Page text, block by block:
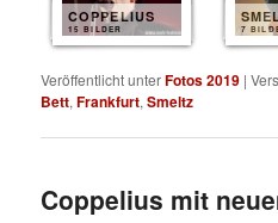
COPPELIUS
15 BILDER 7
Veröffentlicht unterFotos 2019 |
Bett,Frankfurt,Smeltz
Coppelius mit